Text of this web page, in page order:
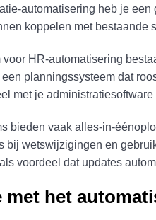
automatisering heb je
koppelen met
voor HR-automatisering
planningssysteem dat
met je
bieden vaak alles-in-
bij wetswijzigingen en
voordeel dat updates
met het